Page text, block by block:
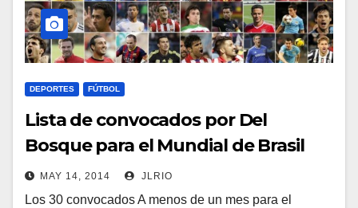
DEPORTES FÚTBOL
Lista de convocados por Del
Bosque para el Mundial de Brasil
MAY 14, 2014 JLRIO
Los 30 convocados A menos de un mes para el